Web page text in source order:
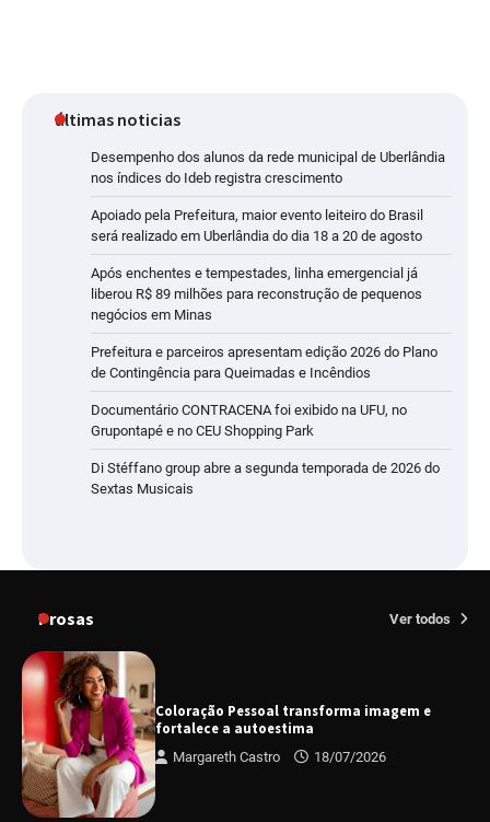
últimas noticias
Desempenho dos alunos da rede municipal de Uberlândia
nos índices do Ideb registra crescimento
Apoiado pela Prefeitura, maior evento leiteiro do Brasil
será realizado em Uberlândia do dia 18 a 20 de agosto
Após enchentes e tempestades, linha emergencial já
liberou R$ 89 milhões para reconstrução de pequenos
negócios em Minas
Prefeitura e parceiros apresentam edição 2026 do Plano
de Contingência para Queimadas e Incêndios
Documentário CONTRACENA foi exibido na UFU, no
Grupontapé e no CEU Shopping Park
Di Stéffano group abre a segunda temporada de 2026 do
Sextas Musicais
Prosas Ver todos
Coloração Pessoal transforma imagem e
fortalece a autoestima
Margareth Castro 18/07/2026